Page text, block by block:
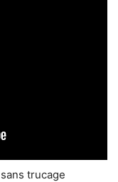
trucage